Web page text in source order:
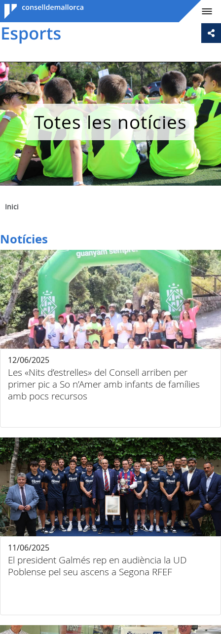
Consell de
Mallorca
Totes les notícies
Inici
Notícies
Les «Nits d’estrelles» del Consell arriben per
primer pic a So n’Amer amb infants de famílies
amb pocs recursos
12/06/2025
El president Galmés rep en audiència la UD
Poblense pel seu ascens a Segona RFEF
11/06/2025